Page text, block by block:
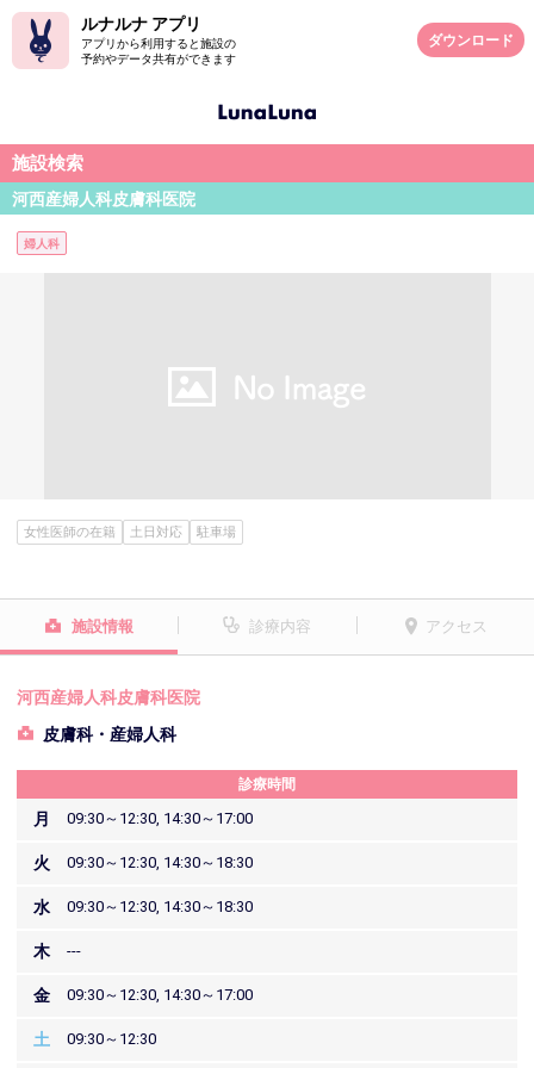
ルナルナ アプリ
アプリから利用すると施設の
予約やデータ共有ができます
ダウンロード
施設検索
河西産婦人科皮膚科医院
婦人科
女性医師の在籍 土日対応 駐車場
施設情報 診療内容 アクセス
河西産婦人科皮膚科医院
皮膚科・産婦人科
診療時間
月 09:30～12:30, 14:30～17:00
火 09:30～12:30, 14:30～18:30
水 09:30～12:30, 14:30～18:30
木 ---
金 09:30～12:30, 14:30～17:00
土 09:30～12:30